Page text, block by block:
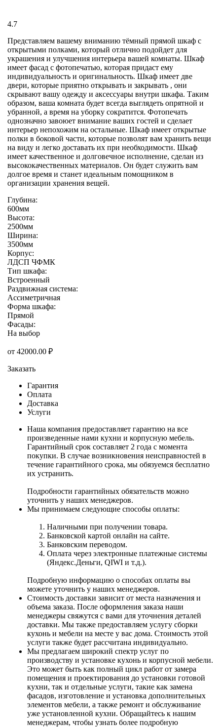
4.7
Представляем вашему вниманию тёмный прямой шкаф с
открытыми полками, который отлично подойдет для
украшения и улучшения интерьера вашей комнаты. Шкаф
имеет фасад с фотопечатью, которая придаст ему
индивидуальность и оригинальность. Шкаф имеет две
двери, которые приятно открывать и закрывать , они
скрывают вашу одежду и аксессуары внутри шкафа. Таким
образом, ваша комната будет всегда выглядеть опрятной и
убранной, а время на уборку сократится. Фотопечать
однозначно завоюет внимание ваших гостей и сделает
интерьер непохожим на остальные. Шкаф имеет открытые
полки в боковой части, которые позволят вам хранить вещи
на виду и легко доставать их при необходимости. Шкаф
имеет качественное и долговечное исполнение, сделан из
высококачественных материалов. Он будет служить вам
долгое время и станет идеальным помощником в
организации хранения вещей.
Глубина:
600мм
Высота:
2500мм
Ширина:
3500мм
Корпус:
ЛДСП ЧФМК
Тип шкафа:
Встроенный
Раздвижная система:
Ассиметричная
Форма шкафа:
Прямой
Фасады:
На выбор
от 42000.00 ₽
Заказать
Гарантия
Оплата
Доставка
Услуги
Наша компания предоставляет гарантию на все
произведенные нами кухни и корпусную мебель.
Гарантийный срок составляет 2 года с момента
покупки. В случае возникновения неисправностей в
течение гарантийного срока, мы обязуемся бесплатно
их устранить.
Подробности гарантийных обязательств можно
уточнить у наших менеджеров.
Мы принимаем следующие способы оплаты:
Наличными при получении товара.
Банковской картой онлайн на сайте.
Банковским переводом.
Оплата через электронные платежные системы
(Яндекс.Деньги, QIWI и т.д.).
Подробную информацию о способах оплаты вы
можете уточнить у наших менеджеров.
Стоимость доставки зависит от места назначения и
объема заказа. После оформления заказа наши
менеджеры свяжутся с вами для уточнения деталей
доставки. Мы также предоставляем услугу сборки
кухонь и мебели на месте у вас дома. Стоимость этой
услуги также будет рассчитана индивидуально.
Мы предлагаем широкий спектр услуг по
производству и установке кухонь и корпусной мебели.
Это может быть как полный цикл работ от замера
помещения и проектирования до установки готовой
кухни, так и отдельные услуги, такие как замена
фасадов, изготовление и установка дополнительных
элементов мебели, а также ремонт и обслуживание
уже установленной кухни. Обращайтесь к нашим
менеджерам, чтобы узнать более подробную